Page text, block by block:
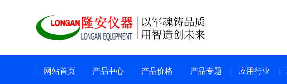
网站首页 产品中心 产品价格 产品专题 应用行业